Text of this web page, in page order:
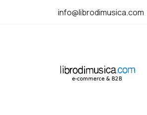
info@librodimusica.com